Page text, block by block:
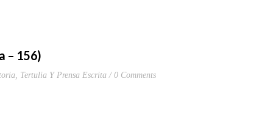
– 156)
, Tertulia Y Prensa Escrita 0 Comments